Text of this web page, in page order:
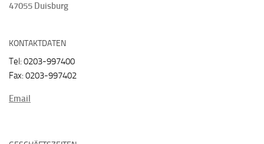
47055 Duisburg
KONTAKTDATEN
Tel: 0203-997400
Fax: 0203-997402
Email